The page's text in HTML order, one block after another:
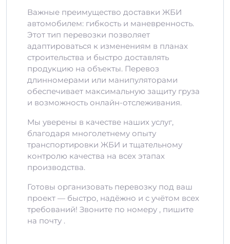
Важные преимущество доставки ЖБИ
автомобилем: гибкость и маневренность.
Этот тип перевозки позволяет
адаптироваться к изменениям в планах
строительства и быстро доставлять
продукцию на объекты. Перевоз
длинномерами или манипуляторами
обеспечивает максимальную защиту груза
и возможность онлайн-отслеживания.
Мы уверены в качестве наших услуг,
благодаря многолетнему опыту
транспортировки ЖБИ и тщательному
контролю качества на всех этапах
производства.
Готовы организовать перевозку под ваш
проект — быстро, надёжно и с учётом всех
требований! Звоните по номеру , пишите
на почту .